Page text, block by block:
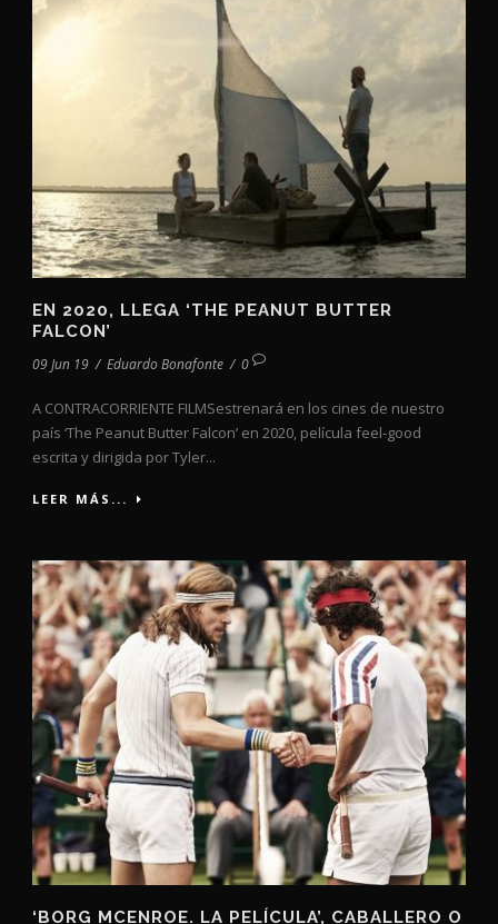
EN 2020, LLEGA ‘THE PEANUT BUTTER
FALCON’
09 Jun 19 / Eduardo Bonafonte / 0
A CONTRACORRIENTE FILMSestrenará en los cines de nuestro
país ‘The Peanut Butter Falcon’ en 2020, película feel-good
escrita y dirigida por Tyler...
LEER MÁS...
‘BORG MCENROE. LA PELÍCULA’, CABALLERO O